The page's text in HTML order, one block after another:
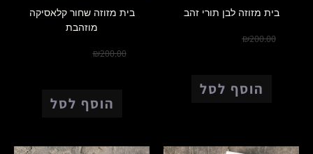
בית מזוזה לבן תורי זהב
₪200.00
הוסף לסל
בית מזוזה שחור קלאסיקה
מוזהבת
₪200.00
הוסף לסל